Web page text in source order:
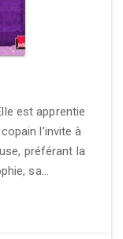
est apprentie
l’invite à
préférant la
sa…